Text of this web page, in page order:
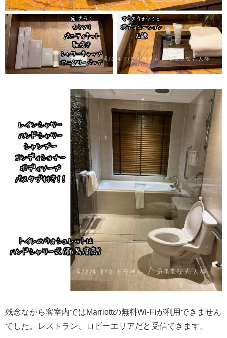
残念ながら客室内ではMarriottの無料Wi-Fiが利用できません
でした。レストラン、ロビーエリアだと受信できます。